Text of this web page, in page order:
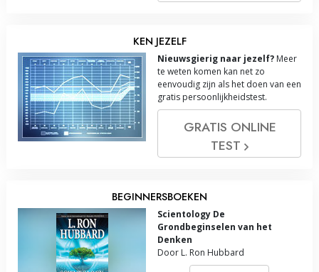
KEN JEZELF
Nieuwsgierig naar jezelf? Meer
te weten komen kan net zo
eenvoudig zijn als het doen van een
gratis persoonlijkheidstest.
GRATIS ONLINE
TEST
BEGINNERSBOEKEN
Scientology De
Grondbeginselen van het
Denken
Door L. Ron Hubbard